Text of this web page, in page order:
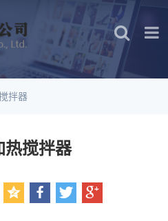
拌器
热搅拌器